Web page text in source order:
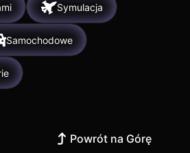
Symulacja
Samochodowe
Powrót na Górę